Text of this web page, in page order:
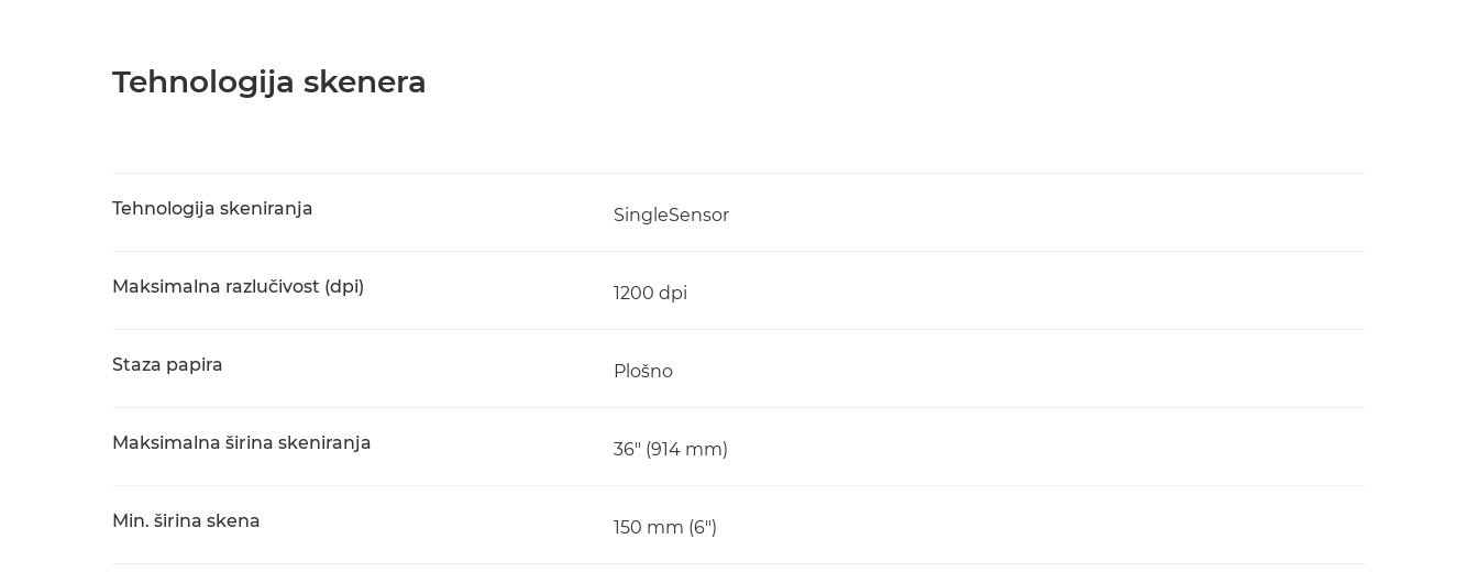
Tehnologija skenera
Tehnologija skeniranja SingleSensor
Maksimalna razlučivost (dpi) 1200 dpi
Staza papira Plošno
Maksimalna širina skeniranja 36" (914 mm)
Min. širina skena 150 mm (6")